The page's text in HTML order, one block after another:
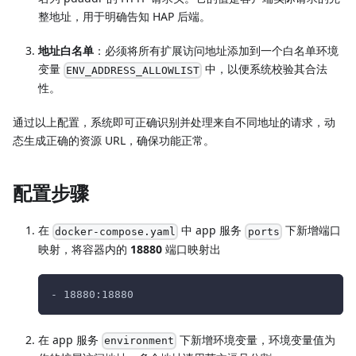
整地址，用于明确告知 HAP 后端。
地址白名单 ：必须将所有扩展访问地址添加到一个白名单环境
变量 ENV_ADDRESS_ALLOWLIST 中，以便系统校验其合法
性。
通过以上配置，系统即可正确识别并处理来自不同地址的请求，动
态生成正确的资源 URL，确保功能正常。
配置步骤
在 docker-compose.yaml 中 app 服务 ports 下新增端口
映射，将容器内的 18880 端口映射出
- 18880:18880
在 app 服务 environment 下新增环境变量，环境变量值为